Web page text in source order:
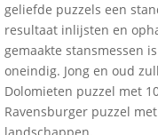
geliefde puzzels een
resultaat inlijsten en
gemaakte stansmessen
oneindig. Jong en oud
Dolomieten puzzel met
Ravensburger puzzel